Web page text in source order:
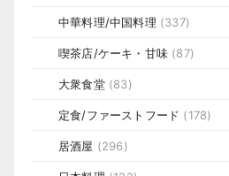
中華料理/中国料理 (337)
喫茶店/ケーキ・甘味 (87)
大衆食堂(83)
定食/ファーストフード (178)
居酒屋 (296)